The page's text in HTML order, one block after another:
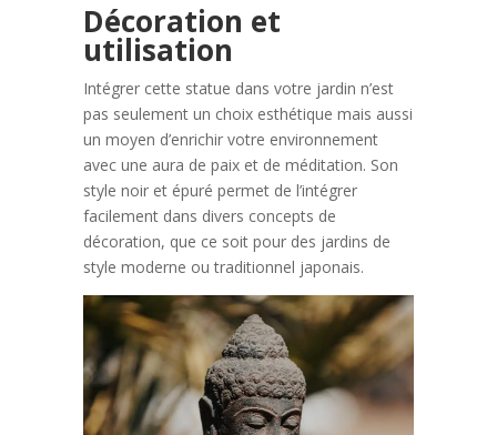
Décoration et
utilisation
Intégrer cette statue dans votre jardin n’est
pas seulement un choix esthétique mais aussi
un moyen d’enrichir votre environnement
avec une aura de paix et de méditation. Son
style noir et épuré permet de l’intégrer
facilement dans divers concepts de
décoration, que ce soit pour des jardins de
style moderne ou traditionnel japonais.